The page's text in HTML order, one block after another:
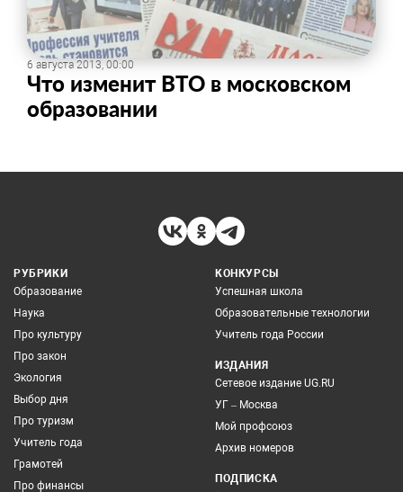
6 августа 2013, 00:00
Что изменит ВТО в московском
образовании
РУБРИКИ
Образование
Наука
Про культуру
Про закон
Экология
Выбор дня
Про туризм
Учитель года
Грамотей
Про финансы
КОНКУРСЫ
Успешная школа
Образовательные технологии
Учитель года России
ИЗДАНИЯ
Сетевое издание UG.RU
УГ – Москва
Мой профсоюз
Архив номеров
ПОДПИСКА